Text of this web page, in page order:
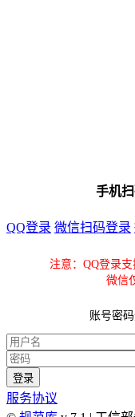
手机
QQ登录 微信扫码登录
注意：QQ登录
微信
账号密
服务协议